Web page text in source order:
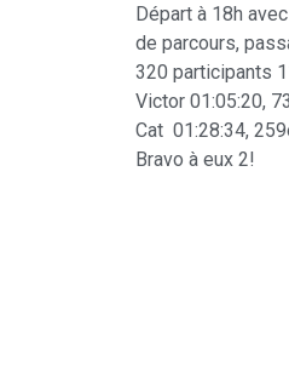
Départ à 18h
de parcours,
320 participants
Victor 01:05:20,
Cat 01:28:34,
Bravo à eux 2!